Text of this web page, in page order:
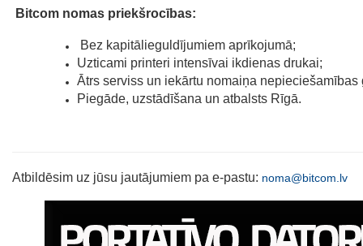
Bitcom nomas priekšrocības:
Bez kapitālieguldījumiem aprīkojumā;
Uzticami printeri intensīvai ikdienas drukai;
Ātrs serviss un iekārtu nomaiņa nepieciešamības
Piegāde, uzstādīšana un atbalsts Rīgā.
Atbildēsim uz jūsu jautājumiem pa e-pastu: noma@bitcom.lv